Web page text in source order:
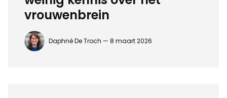
vrouwenbrein
Daphné De Troch — 8 maart 2026